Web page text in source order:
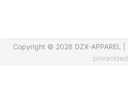
Copyright © 2026 DZX-APPAREL |
privacidad